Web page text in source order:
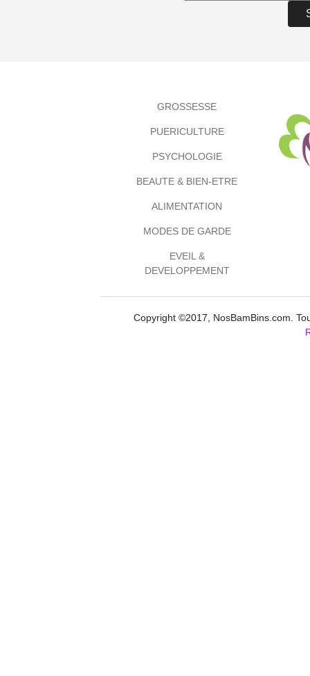
GROSSESSE
PUERICULTURE
PSYCHOLOGIE
BEAUTE & BIEN-ETRE
ALIMENTATION
MODES DE GARDE
EVEIL &
DEVELOPPEMENT
Copyright ©2017, NosBamBins.com.